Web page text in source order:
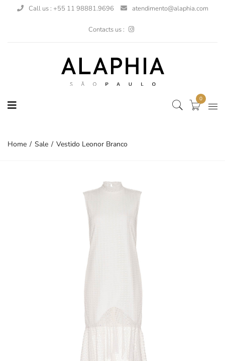
Call us : +55 11 98881.9696 atendimento@alaphia.com
Contacts us :
0
Home Sale Vestido Leonor Branco